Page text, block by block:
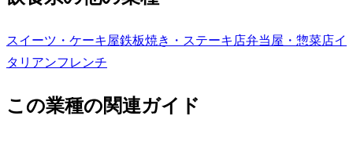
スイーツ・ケーキ屋鉄板焼き・ステーキ店弁当屋・惣菜店イ
タリアンフレンチ
この業種の関連ガイド